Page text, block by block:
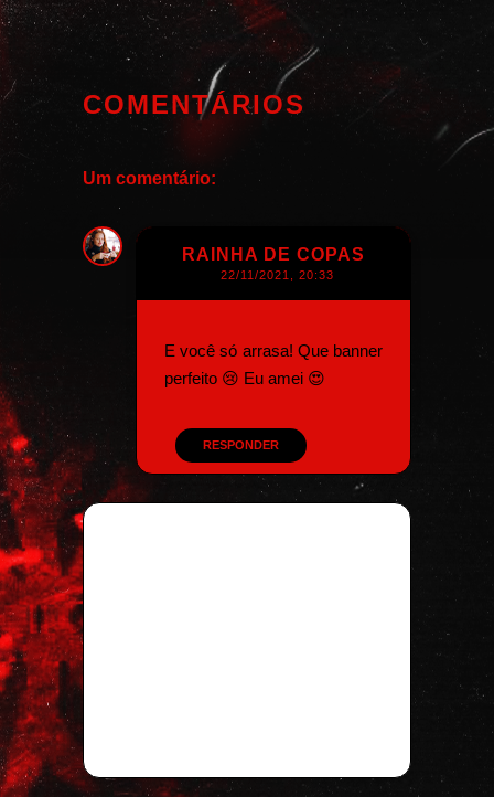
COMENTÁRIOS
Um comentário:
RAINHA DE COPAS
22/11/2021, 20:33
E você só arrasa! Que banner
perfeito 😢 Eu amei 😍
RESPONDER